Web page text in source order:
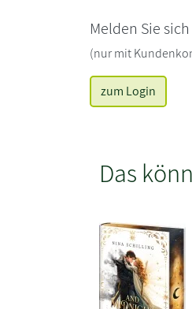
Melden Sie
(nur mit
zum Login
Das